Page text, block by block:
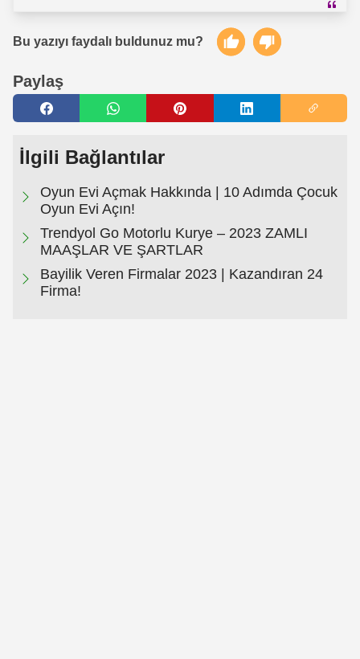
Bu yazıyı faydalı buldunuz mu?
Paylaş
İlgili Bağlantılar
Oyun Evi Açmak Hakkında | 10 Adımda Çocuk
Oyun Evi Açın!
Trendyol Go Motorlu Kurye – 2023 ZAMLI
MAAŞLAR VE ŞARTLAR
Bayilik Veren Firmalar 2023 | Kazandıran 24
Firma!